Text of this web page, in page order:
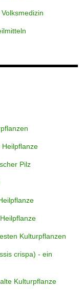
Pilz
Kulturpflanzen
crispa) - ein
Kulturpflanze